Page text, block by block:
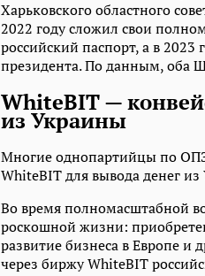
Харьковского областного
2022 году сложил свои
российский паспорт, а в
президента. По данным, оба
WhiteBIT —
из Украины
Многие однопартийцы по
WhiteBIT для вывода денег
Во время полномасштабной
роскошной жизни:
развитие бизнеса в Европе и
через биржу WhiteBIT